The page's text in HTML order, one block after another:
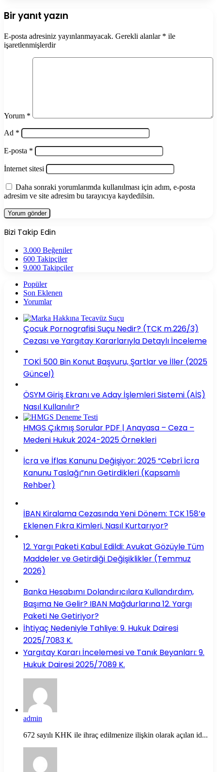
Bir yanıt yazın
E-posta adresiniz yayınlanmayacak. Gerekli alanlar * ile
işaretlenmişlerdir
Yorum *
Ad *
E-posta *
İnternet sitesi
Daha sonraki yorumlarımda kullanılması için adım, e-posta
adresim ve site adresim bu tarayıcıya kaydedilsin.
Bizi Takip Edin
3.000 Beğeniler
600 Takipçiler
9.000 Takipçiler
Popüler
Son Eklenen
Yorumlar
Çocuk Pornografisi Suçu Nedir? (TCK m.226/3)
Cezası ve Yargıtay Kararlarıyla Detaylı İnceleme
TOKİ 500 Bin Konut Başvuru, Şartlar ve İller (2025
Güncel)
ÖSYM Giriş Ekranı ve Aday İşlemleri Sistemi (AİS)
Nasıl Kullanılır?
HMGS Çıkmış Sorular PDF | Anayasa – Ceza –
Medeni Hukuk 2024-2025 Örnekleri
İcra ve İflas Kanunu Değişiyor: 2025 “Cebrî İcra
Kanunu Taslağı”nın Getirdikleri (Kapsamlı
Rehber)
İBAN Kiralama Cezasında Yeni Dönem: TCK 158’e
Eklenen Fıkra Kimleri, Nasıl Kurtarıyor?
12. Yargı Paketi Kabul Edildi: Avukat Gözüyle Tüm
Maddeler ve Getirdiği Değişiklikler (Temmuz
2026)
Banka Hesabımı Dolandırıcılara Kullandırdım,
Başıma Ne Gelir? IBAN Mağdurlarına 12. Yargı
Paketi Ne Getiriyor?
İhtiyaç Nedeniyle Tahliye: 9. Hukuk Dairesi
2025/7083 K.
Yargıtay Kararı İncelemesi ve Tanık Beyanları: 9.
Hukuk Dairesi 2025/7089 K.
admin
672 sayılı KHK ile ihraç edilmenize ilişkin olarak açılan id...